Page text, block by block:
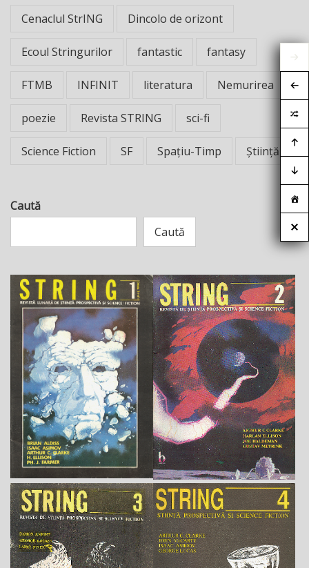
Cenaclul StrING Dincolo de orizont
Ecoul Stringurilor fantastic fantasy
FTMB INFINIT literatura Nemurirea
poezie Revista STRING sci-fi
Science Fiction SF Spațiu-Timp Știință
Caută
Caută